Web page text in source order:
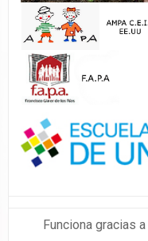
Funciona gracias a